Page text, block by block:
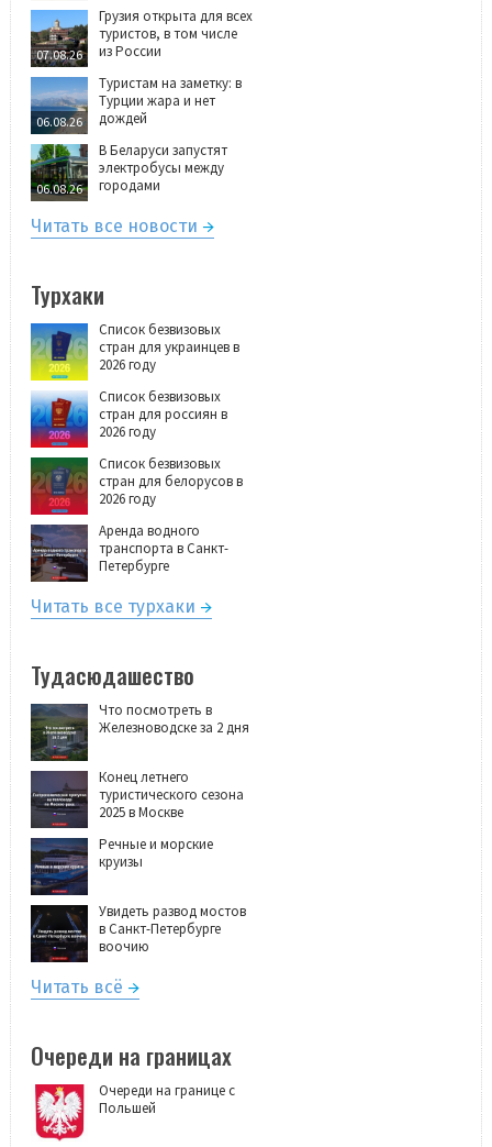
07.08.26
Грузия открыта для всех
туристов, в том числе
из России
06.08.26
Туристам на заметку: в
Турции жара и нет
дождей
06.08.26
В Беларуси запустят
электробусы между
городами
Читать все новости
Турхаки
Список безвизовых
стран для украинцев в
2026 году
Список безвизовых
стран для россиян в
2026 году
Список безвизовых
стран для белорусов в
2026 году
Аренда водного
транспорта в Санкт-
Петербурге
Читать все турхаки
Тудасюдашество
Что посмотреть в
Железноводске за 2 дня
Конец летнего
туристического сезона
2025 в Москве
Речные и морские
круизы
Увидеть развод мостов
в Санкт-Петербурге
воочию
Читать всё
Очереди на границах
Очереди на границе с
Польшей